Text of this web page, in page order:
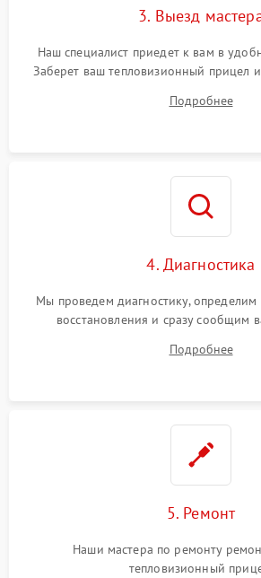
от замыкания
3. Выезд
Наш специалист приедет к вам в
Заберет ваш тепловизионный прицел
Подробнее
4. Диагностика
Мы проведем диагностику,
восстановления и сразу сообщим
Подробнее
5. Ремонт
Наши мастера по ремонту
тепловизионный